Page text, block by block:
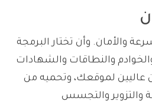
والأمان. وأن تختار البرمجة
والنطاقات والشهادات
عاليين لموقعك، وتحميه من
والتزوير والتجسس